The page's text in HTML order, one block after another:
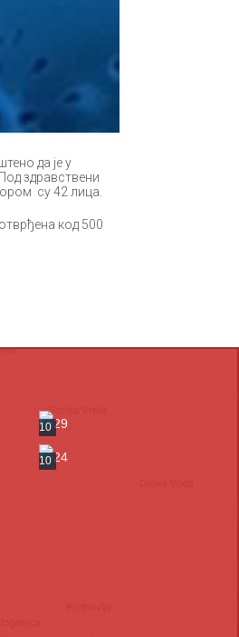
да је у
здравствени
су 42 лица.
код 500
10
10